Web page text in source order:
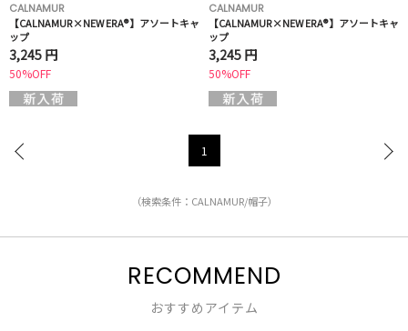
CALNAMUR
【CALNAMUR×NEW ERA®】アソートキャ
ップ
3,245 円
50%OFF
CALNAMUR
【CALNAMUR×NEW ERA®】アソートキャ
ップ
3,245 円
50%OFF
1
（検索条件：CALNAMUR/帽子）
RECOMMEND
おすすめアイテム